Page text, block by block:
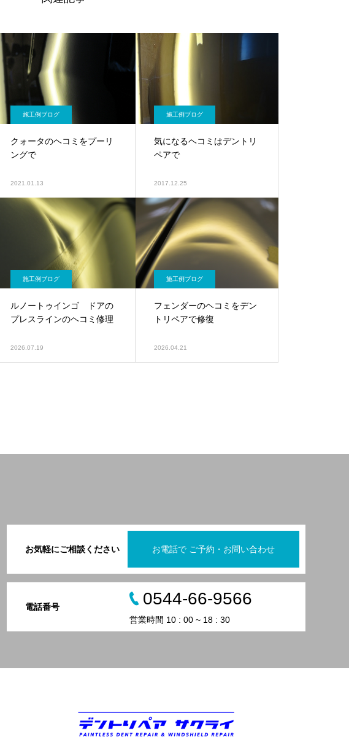
施工例ブログ
クォータのヘコミをプーリ
ングで
2021.01.13
施工例ブログ
気になるヘコミはデントリ
ペアで
2017.12.25
施工例ブログ
ルノートゥインゴ ドアの
プレスラインのヘコミ修理
2026.07.19
施工例ブログ
フェンダーのヘコミをデン
トリペアで修復
2026.04.21
お気軽にご相談ください お電話で ご予約・お問い合わせ
電話番号 0544-66-9566
営業時間 10 : 00 ~ 18 : 30